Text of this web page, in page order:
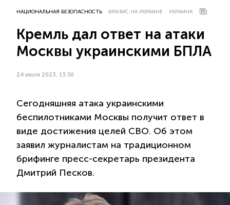
НАЦИОНАЛЬНАЯ БЕЗОПАСНОСТЬ КРИЗИС НА УКРАИНЕ УКРАИНА
Кремль дал ответ на атаки
Москвы украинскими БПЛА
24 июля 2023, 13:50
Сегодняшняя атака украинскими
беспилотниками Москвы получит ответ в
виде достижения целей СВО. Об этом
заявил журналистам на традиционном
брифинге пресс-секретарь президента
Дмитрий Песков.